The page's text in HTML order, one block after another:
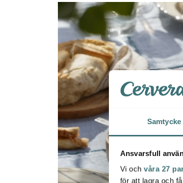
Samtycke
Ansvarsfull
Vi och våra 27
för att lagra och